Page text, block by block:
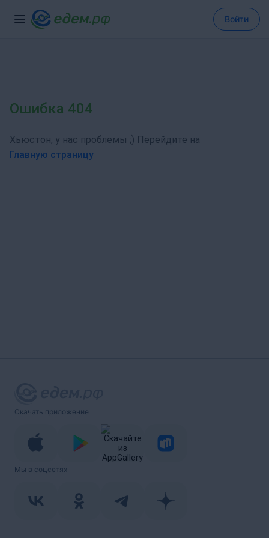
Войти
Ошибка 404
Хьюстон, у нас проблемы ;) Перейдите на
Главную страницу
Скачать приложение
Мы в соцсетях